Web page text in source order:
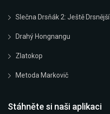
Slečna Drsňák 2: Ještě Drsnější
Drahý Hongnangu
Zlatokop
Metoda Markovič
Stáhněte si naši aplikaci